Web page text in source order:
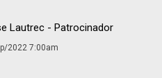
Lautrec - Patrocinador
2022 7:00am